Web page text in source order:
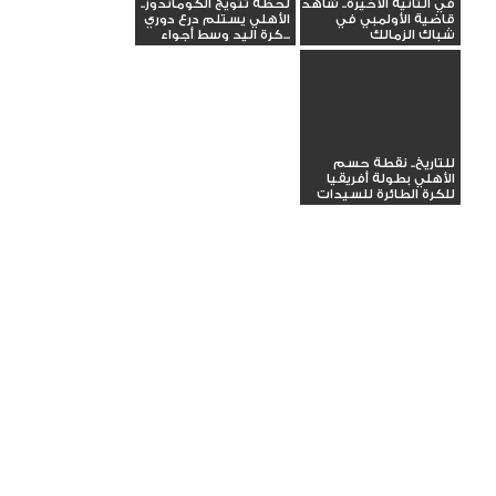
في الثانية الأخيرة.. شاهد
قاضية الأولمبي في
شباك الزمالك
لحظة تتويج الكوماندوز..
الأهلي يستلم درع دوري
كرة اليد وسط أجواء...
للتاريخ.. نقطة حسم
الأهلي بطولة أفريقيا
للكرة الطائرة للسيدات